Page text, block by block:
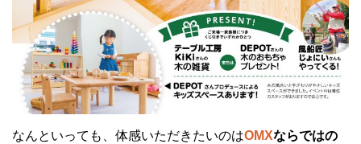
なんといっても、体感いただきたいのはOMXならではの